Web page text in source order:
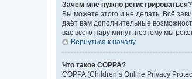
Зачем мне нужно регистрироваться?
Вы можете этого и не делать. Всё
даёт вам дополнительные
вас всего пару минут, поэтому мы
Вернуться к началу
Что такое COPPA?
COPPA (Children’s Online Privacy